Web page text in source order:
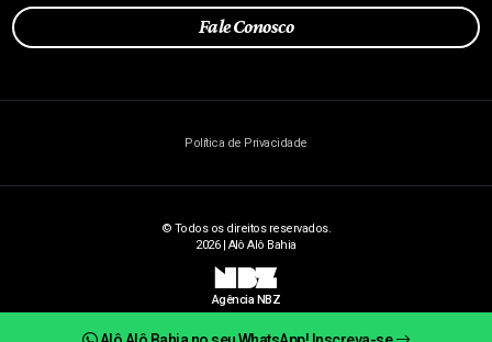
Fale Conosco
Política de Privacidade
© Todos os direitos reservados.
2026 | Alô Alô Bahia
NBZ
Agência NBZ